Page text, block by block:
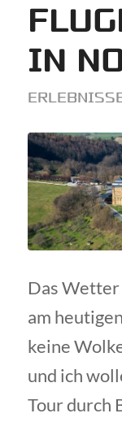
IN
Das
am
keine
und ich
Tour durch